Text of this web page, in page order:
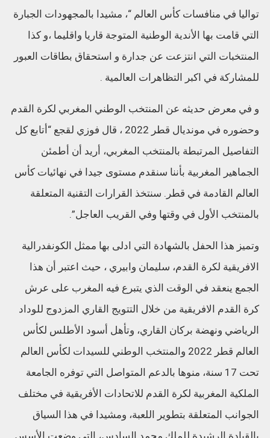
تواليا في منافسات كأس العالم “، مشيدا بالمجهودات الجبارة
التي قامت بها الأندية الوطنية المتوجة قاريا واقليما ،و كذا
المنتخبات التي انتزعت عن جدارة و استحقاق بطاقات العبور
للمشاركة في اكبر التظاهرات العالمية .
و في معرض حديثه عن المنتخب الوطني المغربي لكرة القدم
وحضوره في مونديال قطر 2022 ، قال فوزي لقجع “أتابع كل
التفاصيل المرتبطة بالمنتخب المغربي، أريد أن أطمئن
الجماهير المغربية بأننا سنقدم مستوى جيدا في نهائيات كأس
العالم القادمة في قطر. سنتخذ القرارات التقنية المتعلقة
بالمنتخب الأول في وقتها وفي القريب العاجل”.
وتميز هذا الحفل بالشهادة التي ادلى بها ممثل الكونفدرالية
الافريقية لكرة القدم، سليمان وابيري ، حيث اعتبر أن هذا
الجمع ينعقد في الوقت الذي يتبرع فيه المغرب على عرش
كرة القدم الافريقية من خلال التتويج القاري المزدوج للوداد
الرياضي ونهضة بركان القاري، وتأهل أسود الأطلس لكأس
العالم قطر 2022 والمنتخب الوطني للسيدات لكأس العالم
تحت 17 سنة، منوها بالدعم المتواصل التي توفره الجامعة
الملكية المغربية لكرة القدم للاتحادات الأفريقية في مختلف
الجوانب المتعلقة بتطوير اللعبة، ومشيدا في هذا السياق